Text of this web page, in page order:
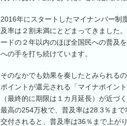
2016年にスタートしたマイナンバー制
及率は２割未満にとどまってきました
ードの２年以内のほぼ全国民への普及
への手を打ち続けています。
そのなかでも効果を奏したとみられる
ポイントが還元される「マイナポイン
（最終的に期限は１カ月延長）が近づ
最高の254万枚で、普及率は28.3％ま
交付されると、普及率は36％まで上がり